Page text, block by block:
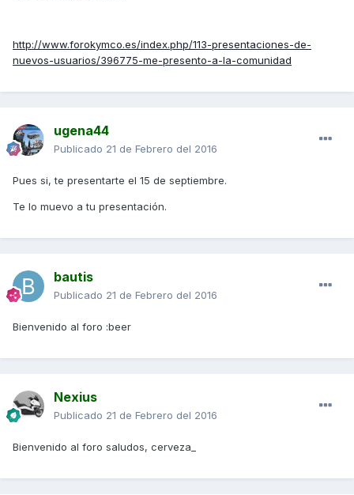
http://www.forokymco.es/index.php/113-presentaciones-de-
nuevos-usuarios/396775-me-presento-a-la-comunidad
ugena44
Publicado 21 de Febrero del 2016
Pues si, te presentarte el 15 de septiembre.
Te lo muevo a tu presentación.
bautis
Publicado 21 de Febrero del 2016
Bienvenido al foro :beer
Nexius
Publicado 21 de Febrero del 2016
Bienvenido al foro saludos, cerveza_